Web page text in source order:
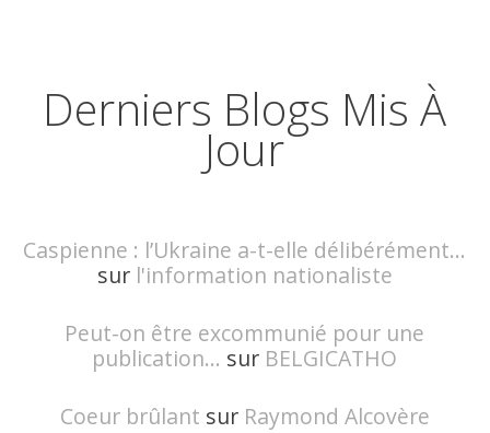
Derniers Blogs Mis À
Jour
Caspienne : l’Ukraine a-t-elle délibérément...
sur l'information nationaliste
Peut-on être excommunié pour une
publication... sur BELGICATHO
Coeur brûlant sur Raymond Alcovère